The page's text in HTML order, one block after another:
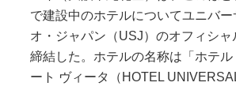
で建設中のホテルについてユニバ
オ・ジャパン（USJ）のオフィシャ
締結した。ホテルの名称は「ホテ
ート ヴィータ（HOTEL